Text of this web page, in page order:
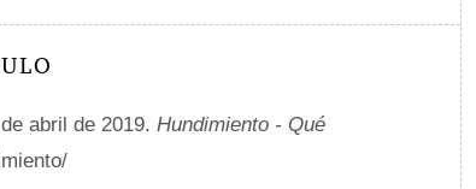
abril de 2019. Hundimiento - Qué